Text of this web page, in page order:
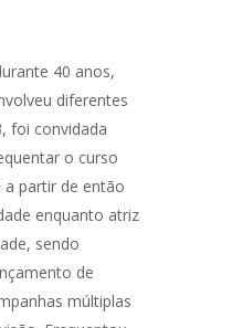
40 anos,
diferentes
foi convidada
o curso
a partir de então
enquanto atriz
sendo
de
múltiplas